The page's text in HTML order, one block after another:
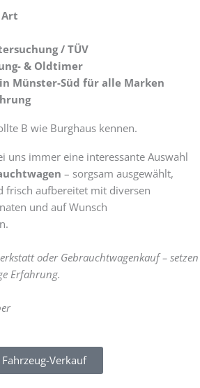
/ TÜV
& Oldtimer
Münster-Süd für alle Marken
B wie Burghaus kennen.
uns immer eine interessante Auswahl
– sorgsam ausgewählt,
frisch aufbereitet mit diversen
und auf Wunsch
oder Gebrauchtwagenkauf – setzen
Erfahrung.
Fahrzeug-Verkauf